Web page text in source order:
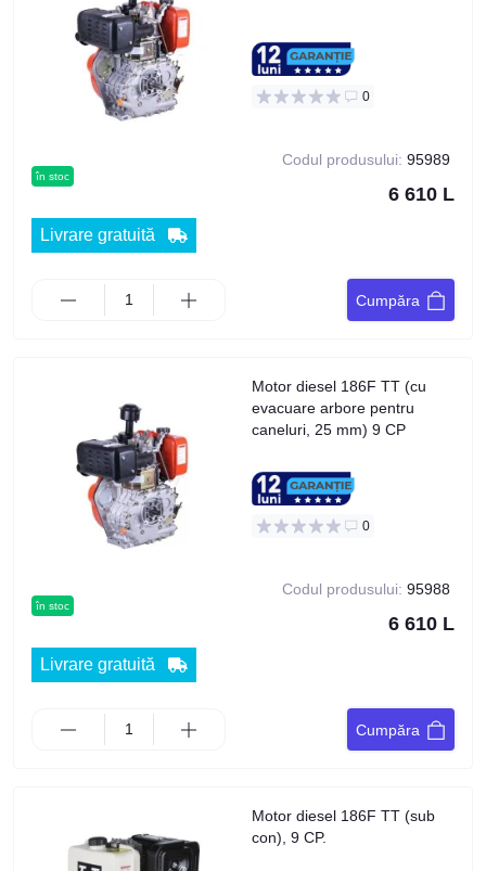
în stoc
0
Codul produsului: 95989
6 610 L
Livrare gratuită
Cumpăra
în stoc
Motor diesel 186F TT (cu
evacuare arbore pentru
caneluri, 25 mm) 9 CP
0
Codul produsului: 95988
6 610 L
Livrare gratuită
Cumpăra
Motor diesel 186F TT (sub
con), 9 CP.